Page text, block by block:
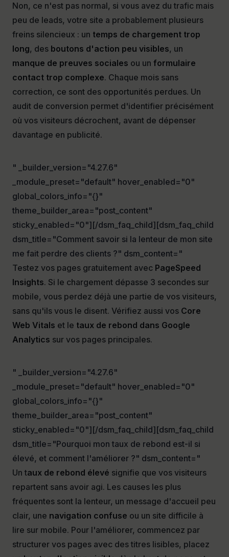
Non, ce n'est pas normal, si vous avez du trafic mais
peu de leads, votre site a probablement plusieurs
freins silencieux : un temps de chargement trop
long, des boutons d'action peu visibles, un
manque de preuves sociales ou un formulaire
contact trop complexe. Chaque mois sans
correction, ce sont des opportunités perdues. Un
audit de conversion permet d'identifier précisément
où vos visiteurs décrochent, avant de dépenser
davantage en publicité.
" _builder_version="4.27.6"
_module_preset="default" hover_enabled="0"
global_colors_info="{}"
theme_builder_area="post_content"
sticky_enabled="0"][/dsm_faq_child][dsm_faq_child
dsm_title="Comment savoir si la lenteur de mon site
me fait perdre des clients ?" dsm_content="
Testez vos pages gratuitement avec PageSpeed
Insights. Si le chargement dépasse 3 secondes sur
mobile, vous perdez déjà une partie de vos visiteurs,
sans qu'ils vous le disent. Vérifiez aussi vos Core
Web Vitals et le taux de rebond dans Google
Analytics sur vos pages principales.
" _builder_version="4.27.6"
_module_preset="default" hover_enabled="0"
global_colors_info="{}"
theme_builder_area="post_content"
sticky_enabled="0"][/dsm_faq_child][dsm_faq_child
dsm_title="Pourquoi mon taux de rebond est-il si
élevé, et comment l'améliorer ?" dsm_content="
Un taux de rebond élevé signifie que vos visiteurs
repartent sans avoir agi. Les causes les plus
fréquentes sont la lenteur, un message d'accueil peu
clair, une navigation confuse ou un site difficile à
lire sur mobile. Pour l'améliorer, commencez par
structurer vos pages avec des titres lisibles, placez